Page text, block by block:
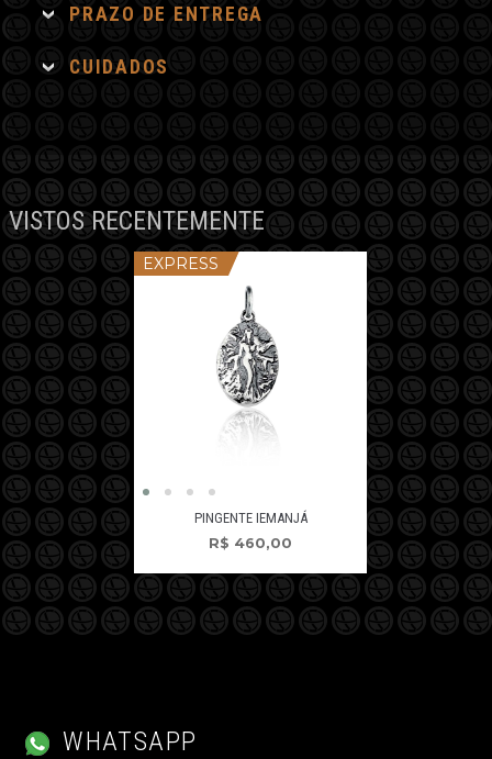
PRAZO DE ENTREGA
CUIDADOS
VISTOS RECENTEMENTE
EXPRESS
PINGENTE IEMANJÁ
R$ 460,00
WHATSAPP